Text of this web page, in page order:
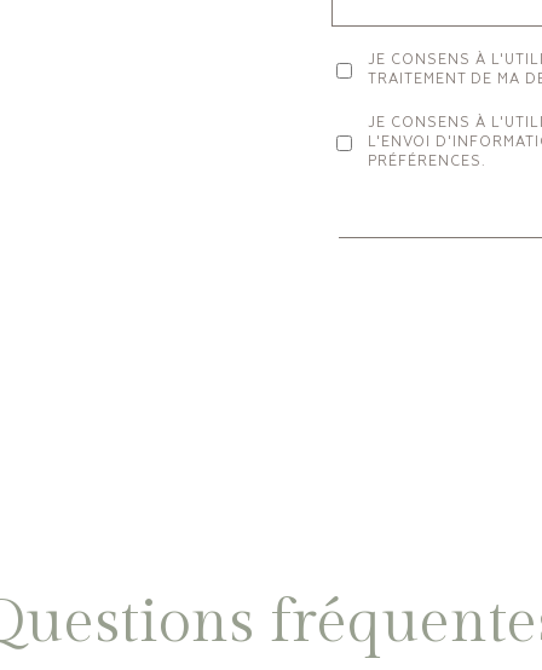
JE CONSENS À
TRAITEMENT DE MA
JE CONSENS À
L'ENVOI
PRÉFÉRENCES.